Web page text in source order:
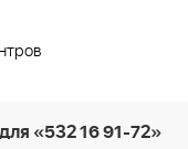
«532 16 91-72»